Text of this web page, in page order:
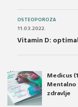
OSTEOPOROZA
11.03.2022.
Vitamin D:
Medicus
Mentalno
zdravlje